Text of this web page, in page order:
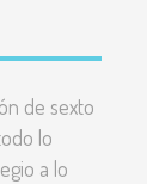
de sexto
lo
a lo